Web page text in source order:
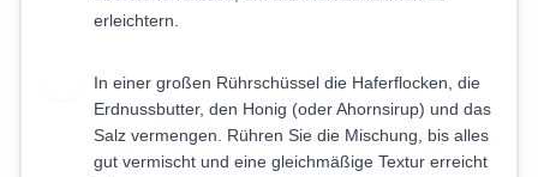
erleichtern.
In einer großen Rührschüssel die Haferflocken, die
Erdnussbutter, den Honig (oder Ahornsirup) und das
Salz vermengen. Rühren Sie die Mischung, bis alles
gut vermischt und eine gleichmäßige Textur erreicht